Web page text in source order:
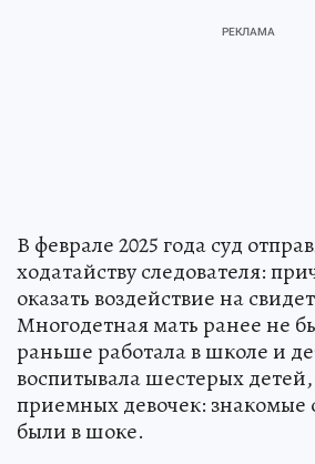
В феврале 2025 года суд
ходатайству следователя:
оказать воздействие на
Многодетная мать ранее не
раньше работала в школе и
воспитывала шестерых
приемных девочек: знакомые
были в шоке.